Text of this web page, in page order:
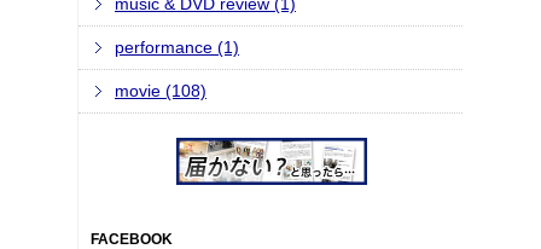
performance (1)
movie (108)
FACEBOOK